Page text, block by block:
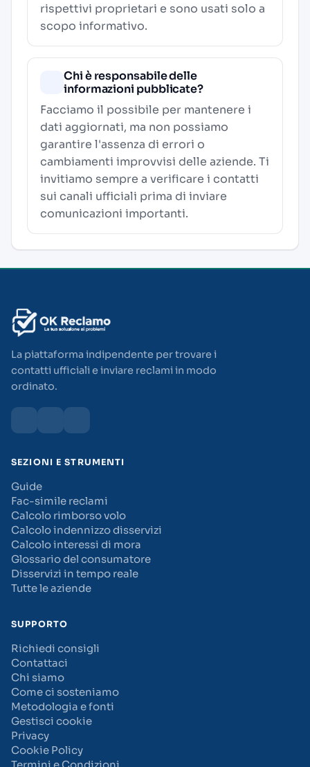
rispettivi proprietari e sono usati solo a
scopo informativo.
Chi è responsabile delle
informazioni pubblicate?
Facciamo il possibile per mantenere i
dati aggiornati, ma non possiamo
garantire l'assenza di errori o
cambiamenti improvvisi delle aziende. Ti
invitiamo sempre a verificare i contatti
sui canali ufficiali prima di inviare
comunicazioni importanti.
La piattaforma indipendente per trovare i
contatti ufficiali e inviare reclami in modo
ordinato.
SEZIONI E STRUMENTI
Guide
Fac-simile reclami
Calcolo rimborso volo
Calcolo indennizzo disservizi
Calcolo interessi di mora
Glossario del consumatore
Disservizi in tempo reale
Tutte le aziende
SUPPORTO
Richiedi consigli
Contattaci
Chi siamo
Come ci sosteniamo
Metodologia e fonti
Gestisci cookie
Privacy
Cookie Policy
Termini e Condizioni